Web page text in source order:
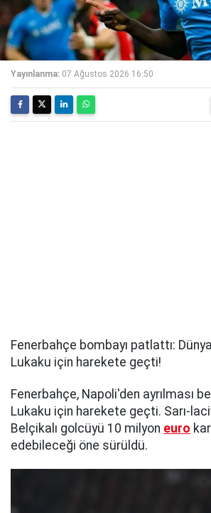
Yayınlanma: 07 Ağustos 2026 16:50
Fenerbahçe bombayı patlattı:
Lukaku için harekete geçti!
Fenerbahçe, Napoli'den ayrılması
Lukaku için harekete geçti. Sarı-
Belçikalı golcüyü 10 milyon euro
edebileceği öne sürüldü.